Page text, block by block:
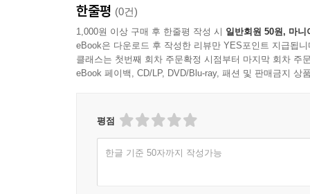
한줄평 (0건)
1,000원 이상 구매 후 한줄평 작성 시 일반회원 50원, 마니
eBook은 다운로드 후 작성한 리뷰만 YES포인트 지급됩니
클래스는 첫번째 회차 주문확정 시점부터 마지막 회차 주
eBook 페이백, CD/LP, DVD/Blu-ray, 패션 및 판매금지 상
평점
한글 기준 50자까지 작성가능